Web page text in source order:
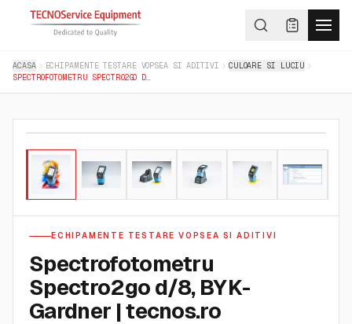
ACASA ECHIPAMENTE TESTARE VOPSEA SI ADITIVI
CULOARE SI LUCIU
ECHIPAMENTE TESTARE VOPSEA SI ADITIVI
Spectrofotometru
Spectro2go d/8, BYK-
Gardner | tecnos.ro